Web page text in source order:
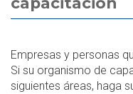
Empresas y personas
Si su organismo de
siguientes áreas, haga